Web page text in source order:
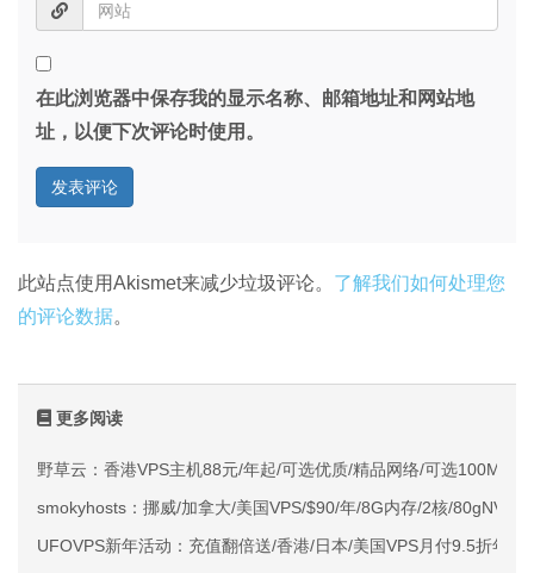
在此浏览器中保存我的显示名称、邮箱地址和网站地
址，以便下次评论时使用。
此站点使用Akismet来减少垃圾评论。 了解我们如何处理您
的评论数据。
更多阅读
野草云：香港VPS主机88元/年起/可选优质/精品网络/可选100M不
smokyhosts：挪威/加拿大/美国VPS/$90/年/8G内存/2核/
UFOVPS新年活动：充值翻倍送/香港/日本/美国VPS月付9.5折年